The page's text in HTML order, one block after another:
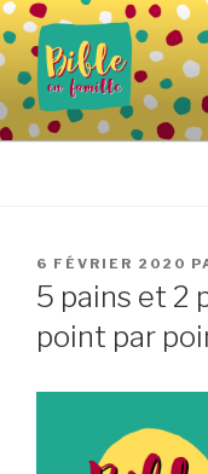
Aller
au
contenu
principal
BIBLE EN
Vivre la Parole de Dieu
PUBLIÉ
LE
6 FÉVRIER 2020
5 pains et 2
point par